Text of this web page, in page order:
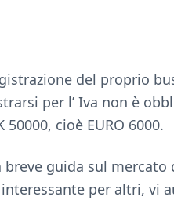
del proprio
per l’ Iva non è
cioè EURO 6000.
breve guida sul
per altri, vi